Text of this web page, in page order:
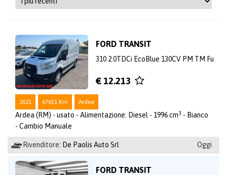
FORD TRANSIT
310 2.0TDCi EcoBlue 130CV PM TM Fu
€ 12.213
2021 67651 Km Ardea
Ardea (RM) - usato - Alimentazione: Diesel - 1996 cm3 - Bianco
- Cambio Manuale
Rivenditore: De Paolis Auto Srl Oggi
FORD TRANSIT